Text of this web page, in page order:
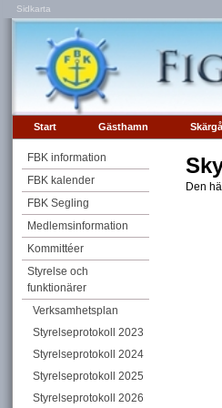
Sidkarta
Start Gästhamn
FBK information
FBK kalender
FBK Segling
Medlemsinformation
Kommittéer
Styrelse och
funktionärer
Verksamhetsplan
Styrelseprotokoll 2023
Styrelseprotokoll 2024
Styrelseprotokoll 2025
Styrelseprotokoll 2026
Den